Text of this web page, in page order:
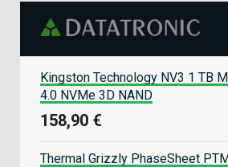
Kingston Technology NV3 1 TB
4.0 NVMe 3D NAND
158,90 €
Thermal Grizzly PhaseSheet